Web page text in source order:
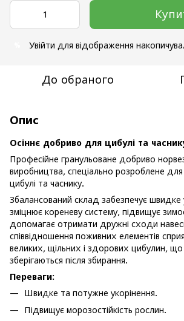
Увійти для відображення
До обраного
Опис
Осіннє добриво для цибулі та
Професійне гранульоване добриво
виробництва, спеціально розроблене для
цибулі та часнику.
Збалансований склад забезпечує швидке
зміцнює кореневу систему, підвищує
допомагає отримати дружні сходи
співвідношення поживних елементів
великих, щільних і здорових цибулин,
зберігаються після збирання.
Переваги:
Швидке та потужне укорінення.
Підвищує морозостійкість рослин.